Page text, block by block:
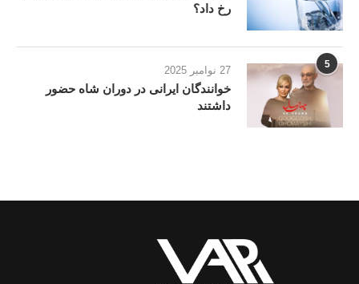
رخ داد؟
5 27 نوامبر 2025
خوانندگان ایرانی در دوران شاه حضور
داشتند